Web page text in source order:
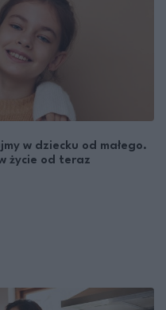
w dziecku od małego.
życie od teraz